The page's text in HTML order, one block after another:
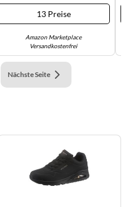
13 Preise
Amazon Marketplace
Versandkostenfrei
Nächste Seite